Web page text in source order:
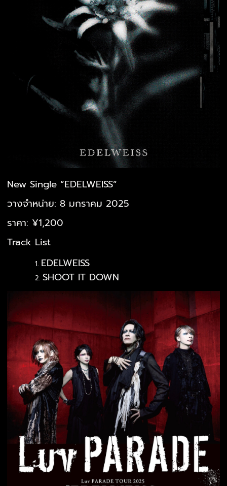
New Single “EDELWEISS”
วางจำหน่าย: 8 มกราคม 2025
ราคา: ¥1,200
Track List
EDELWEISS
SHOOT IT DOWN